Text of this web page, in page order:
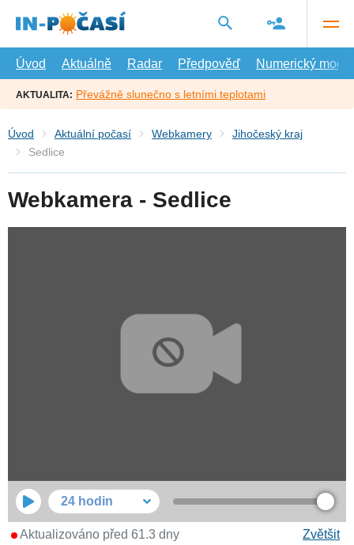
hlavní
Úvod
Aktuálně Radar Předpověď Numerický model
AKTUALITA: Převážně slunečno s letními teplotami
Úvod Aktuální počasí Webkamery
Jihočeský kraj
Sedlice
Webkamera - Sedlice
24 hodin
Zvětšit
Aktualizováno před 61.3 dny